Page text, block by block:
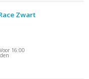
Zwart
16:00